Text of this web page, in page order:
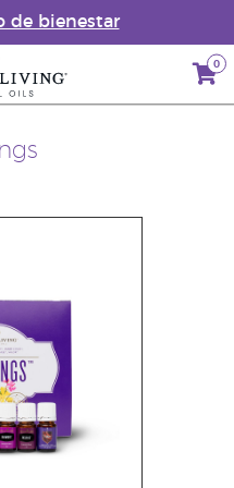
de bienestar
0